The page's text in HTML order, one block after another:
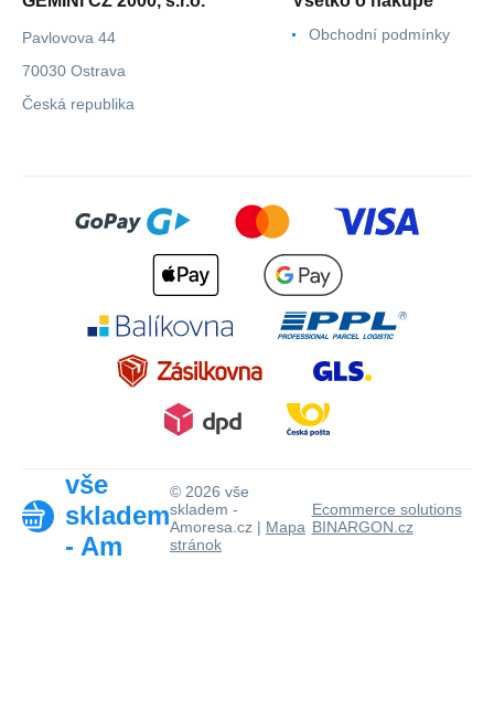
Pavlovova 44
70030 Ostrava
Česká republika
Obchodní podmínky
vše
skladem
- Am
© 2026 vše
skladem -
Amoresa.cz | Mapa
stránok
Ecommerce solutions
BINARGON.cz